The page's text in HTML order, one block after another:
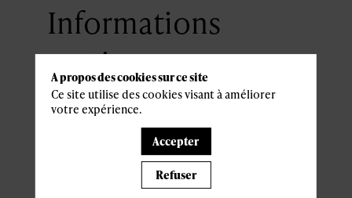
Informations
pratiques
ACCÈS ET STATIONNEMENT
Novotel Kirchberg Luxembourg
Quartier Européen Nord,
A propos des cookies sur ce site
Ce site utilise des cookies visant à améliorer
votre expérience.
Accepter
Refuser